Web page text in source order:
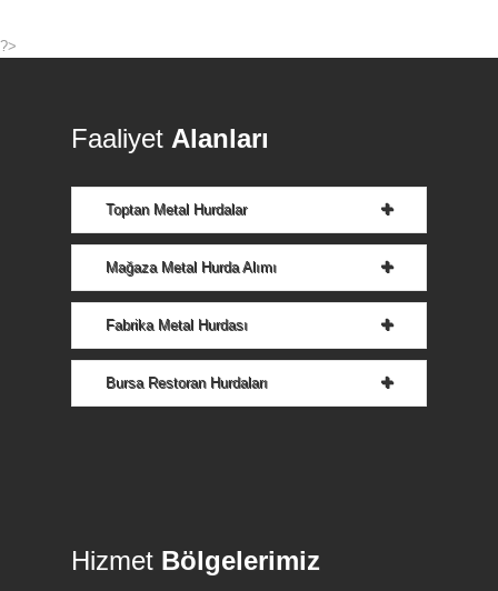
?>
Faaliyet Alanları
Toptan Metal Hurdalar
Mağaza Metal Hurda Alımı
Fabrika Metal Hurdası
Bursa Restoran Hurdaları
Hizmet Bölgelerimiz